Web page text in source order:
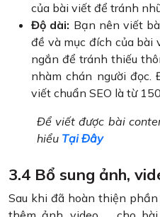
của bài viết để tránh
Độ dài: Bạn nên viết
đề và mục đích của bài
ngắn để tránh thiếu
nhàm chán người
viết chuẩn SEO là từ
Để viết được bài
hiểu Tại Đây
3.4 Bổ sung ảnh,
Sau khi đã hoàn thiện